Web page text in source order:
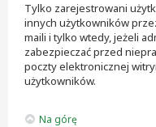
Tylko zarejestrowani
innych użytkowników
maili i tylko wtedy, jeżeli
zabezpieczać przed
poczty elektronicznej
użytkowników.
Na górę